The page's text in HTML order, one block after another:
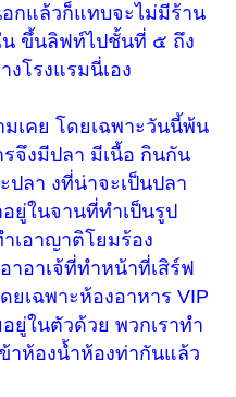
กแล้วก็แทบจะไม่มีร้าน
น ขึ้นลิฟท์ไปชั้นที่ ๕ ถึง
งโรงแรมนี่เอง
เคย โดยเฉพาะวันนี้พ้น
จึงมีปลา มีเนื้อ กินกัน
ปลา งที่น่าจะเป็นปลา
ยู่ในจานที่ทำเป็นรูป
เอาญาติโยมร้อง
าอาเจ้ที่ทำหน้าที่เสิร์ฟ
เฉพาะห้องอาหาร VIP
ยู่ในตัวด้วย พวกเราทำ
าห้องน้ำห้องท่ากันแล้ว